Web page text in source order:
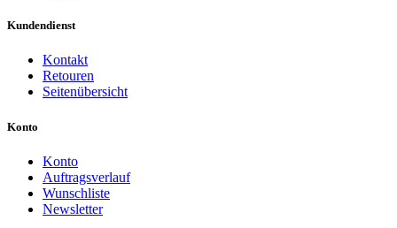
Kundendienst
Kontakt
Retouren
Seitenübersicht
Konto
Konto
Auftragsverlauf
Wunschliste
Newsletter